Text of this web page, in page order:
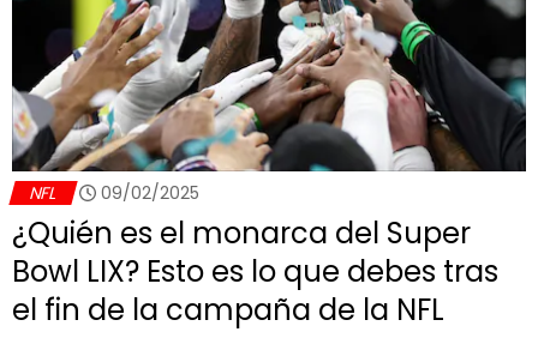
NFL 09/02/2025
¿Quién es el monarca del Super
Bowl LIX? Esto es lo que debes tras
el fin de la campaña de la NFL